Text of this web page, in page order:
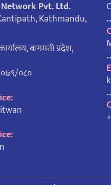
Pvt. Ltd.
Kathmandu,
कार्यालय, बागमती प्रदेश,
०८०